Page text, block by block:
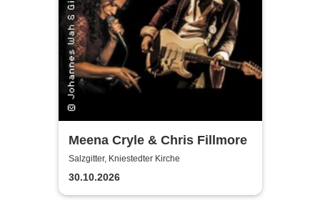
Meena Cryle & Chris Fillmore
Salzgitter, Kniestedter Kirche
30.10.2026